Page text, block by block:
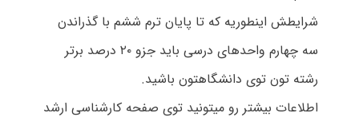
شرایطش اینطوریه که تا پایان ترم ششم با گذراندن
سه چهارم واحدهای درسی باید جزو ۲۰ درصد برتر
رشته تون توی دانشگاهتون باشید.
اطلاعات بیشتر رو میتونید توی صفحه کارشناسی ارشد